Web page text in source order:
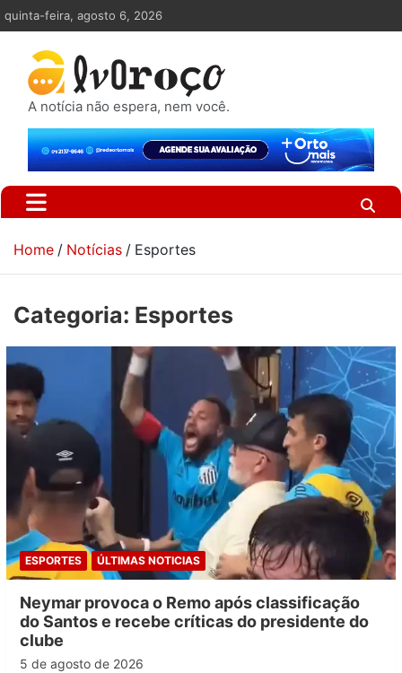
Skip
to
content
quinta-feira, agosto 6, 2026
A notícia não espera, nem você.
Home Notícias Esportes
Categoria: Esportes
ESPORTES ÚLTIMAS NOTICIAS
Neymar provoca o Remo após classificação
do Santos e recebe críticas do presidente do
clube
5 de agosto de 2026